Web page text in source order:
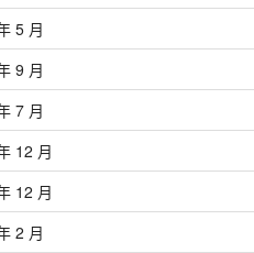
5 月
9 月
7 月
12 月
12 月
2 月